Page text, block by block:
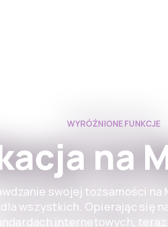
WYRÓŻNIONE FUNKCJE
na
swojej tożsamości na
dla wszystkich. Opierając się
internetowych, teraz i